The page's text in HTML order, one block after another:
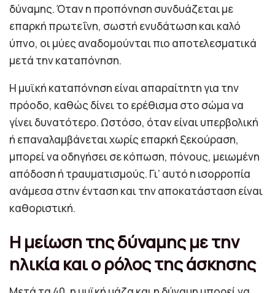
δύναμης. Όταν η προπόνηση συνδυάζεται με
επαρκή πρωτεΐνη, σωστή ενυδάτωση και καλό
ύπνο, οι μύες αναδομούνται πιο αποτελεσματικά
μετά την καταπόνηση.
Η μυϊκή καταπόνηση είναι απαραίτητη για την
πρόοδο, καθώς δίνει το ερέθισμα στο σώμα να
γίνει δυνατότερο. Ωστόσο, όταν είναι υπερβολική
ή επαναλαμβάνεται χωρίς επαρκή ξεκούραση,
μπορεί να οδηγήσει σε κόπωση, πόνους, μειωμένη
απόδοση ή τραυματισμούς. Γι’ αυτό η ισορροπία
ανάμεσα στην ένταση και την αποκατάσταση είναι
καθοριστική.
Η μείωση της δύναμης με την
ηλικία και ο ρόλος της άσκησης